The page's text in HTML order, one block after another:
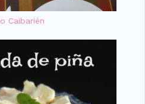
Caibarién